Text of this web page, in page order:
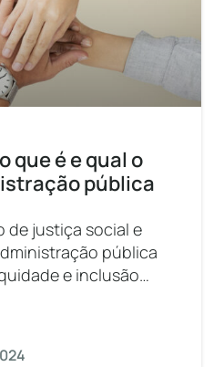
que é e qual o
pública
de justiça social e
pública
e inclusão